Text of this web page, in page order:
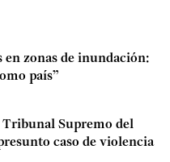
zonas de inundación:
país”
Tribunal Supremo del
caso de violencia